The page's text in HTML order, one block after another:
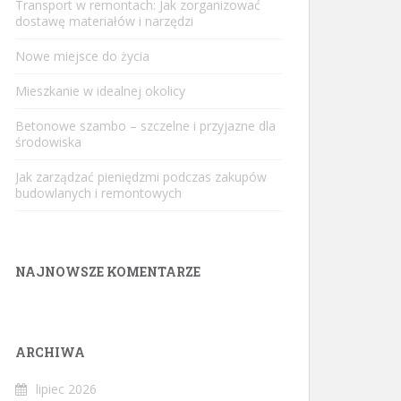
Transport w remontach: Jak zorganizować
dostawę materiałów i narzędzi
Nowe miejsce do życia
Mieszkanie w idealnej okolicy
Betonowe szambo – szczelne i przyjazne dla
środowiska
Jak zarządzać pieniędzmi podczas zakupów
budowlanych i remontowych
NAJNOWSZE KOMENTARZE
ARCHIWA
lipiec 2026